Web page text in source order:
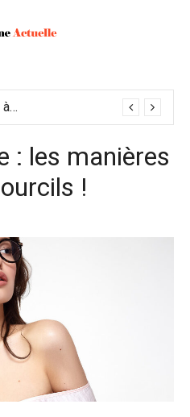
Bien choisir des plats à emporter : astuces et idées pour varier les plaisirs
: les manières
!